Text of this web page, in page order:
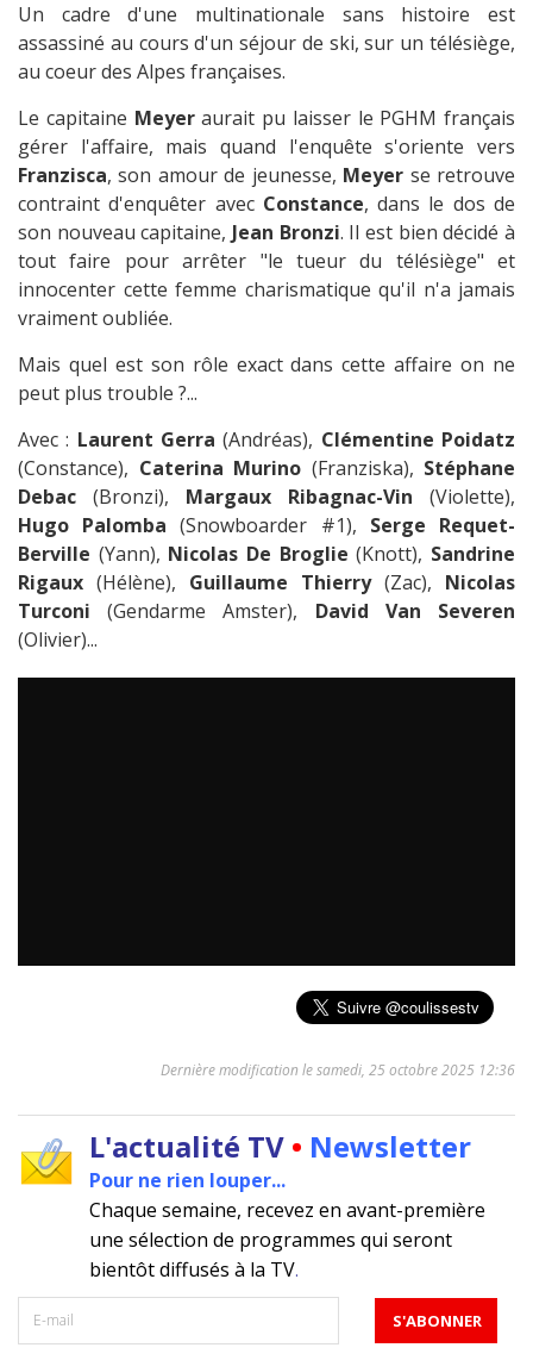
Un cadre d'une multinationale sans histoire est
assassiné au cours d'un séjour de ski, sur un télésiège,
au coeur des Alpes françaises.
Le capitaine Meyeraurait pu laisser le PGHM français
gérer l'affaire, mais quand l'enquête s'oriente vers
Franzisca, son amour de jeunesse, Meyer se retrouve
contraint d'enquêter avec Constance, dans le dos de
son nouveau capitaine, Jean Bronzi. Il est bien décidé à
tout faire pour arrêter "le tueur du télésiège" et
innocenter cette femme charismatique qu'il n'a jamais
vraiment oubliée.
Mais quel est son rôle exact dans cette affaire on ne
peut plus trouble ?...
Avec : Laurent Gerra (Andréas), Clémentine Poidatz
(Constance), Caterina Murino (Franziska), Stéphane
Debac (Bronzi), Margaux Ribagnac-Vin (Violette),
Hugo Palomba (Snowboarder #1), Serge Requet-
Berville (Yann), Nicolas De Broglie (Knott), Sandrine
Rigaux (Hélène), Guillaume Thierry(Zac), Nicolas
Turconi (Gendarme Amster), David Van Severen
(Olivier)...
Dernière modification le samedi, 25 octobre 2025 12:36
L'actualité TV • Newsletter
Pour ne rien louper...
Chaque semaine, recevez en avant-première
une sélection de programmes qui seront
bientôt diffusés à la TV.